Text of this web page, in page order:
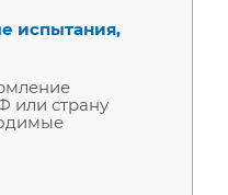
испытания,
или страну